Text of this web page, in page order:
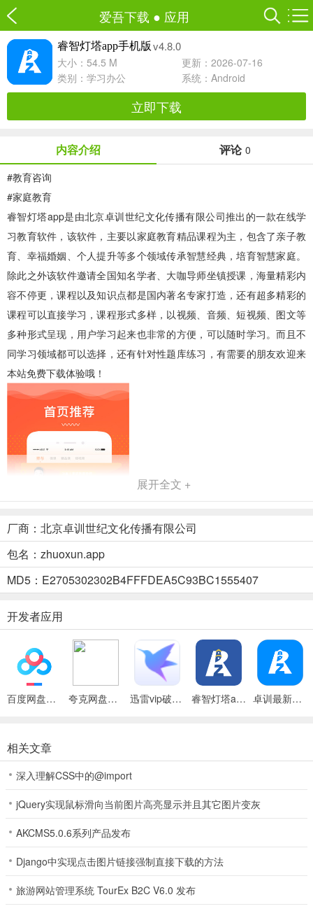
爱吾下载 ● 应用
睿智灯塔app手机版 v4.8.0
大小：54.5 M
更新：2026-07-16
类别： 学习办公 系统：Android
立即下载
内容介绍 评论 0
#教育咨询
#家庭教育
睿智灯塔app是由北京卓训世纪文化传播有限公司推出的一款在线学
习教育软件，该软件，主要以家庭教育精品课程为主，包含了亲子教
育、幸福婚姻、个人提升等多个领域传承智慧经典，培育智慧家庭。
除此之外该软件邀请全国知名学者、大咖导师坐镇授课，海量精彩内
容不停更，课程以及知识点都是国内著名专家打造，还有超多精彩的
课程可以直接学习，课程形式多样，以视频、音频、短视频、图文等
多种形式呈现，用户学习起来也非常的方便，可以随时学习。而且不
同学习领域都可以选择，还有针对性题库练习，有需要的朋友欢迎来
本站免费下载体验哦！
软件特色
1、课程形式多样，以视频、音频、短视频、图文等多种形式呈现。
2、为受众全方位、多维度地提供更实用、更精准、更有效的精品知
识。
3、涵盖的领域十分全面，主打家庭教育，学习形式也十分多样化。
功能介绍
1、【推荐】 您的专属好课页面已生成，点我进入学习。
3、【幸福婚姻】 通往幸福的方式有很多种，这种是属于你的。
4、【个人提升】 你离完美只差一步，在这里遇见更好的自己。
6、【智慧驿站】 亲身体验学习，让优质的家庭教育课程传遍千家万
展开全文 +
厂商：北京卓训世纪文化传播有限公司
包名：zhuoxun.app
MD5：E2705302302B4FFFDEA5C93BC1555407
开发者应用
百度网盘绿色免安装Pc电脑版 夸克网盘官方正式版 迅雷vip破解版永久会员2024版 睿智灯塔app 卓训最新版(改名睿智灯塔)
相关文章
深入理解CSS中的@import
jQuery实现鼠标滑向当前图片高亮显示并且其它图片变灰
AKCMS5.0.6系列产品发布
Django中实现点击图片链接强制直接下载的方法
旅游网站管理系统 TourEx B2C V6.0 发布